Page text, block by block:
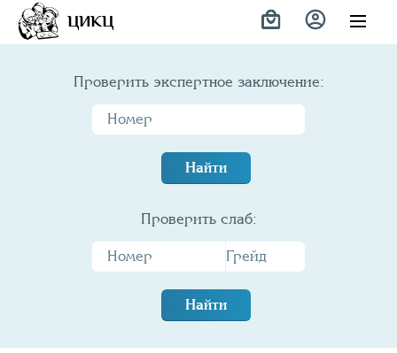
ЦИКЦ
Проверить экспертное заключение:
Найти
Проверить слаб:
Найти